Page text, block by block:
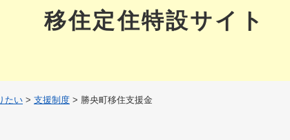
カ
ス
移住定住特設サイト
たい > 支援制度 > 勝央町移住支援金